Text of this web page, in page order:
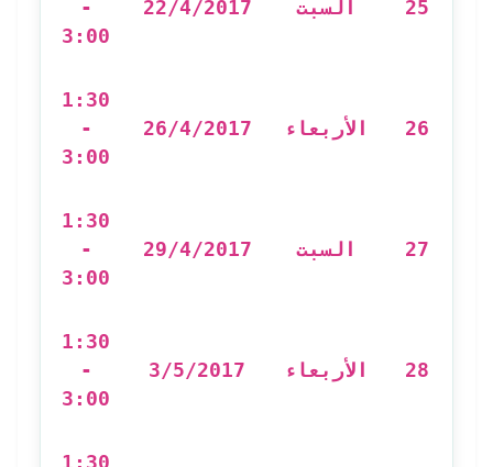
25 السبت 22/4/2017
-
3:00
26 الأربعاء 26/4/2017
1:30
-
3:00
27 السبت 29/4/2017
1:30
-
3:00
28 الأربعاء 3/5/2017
1:30
-
3:00
1:30